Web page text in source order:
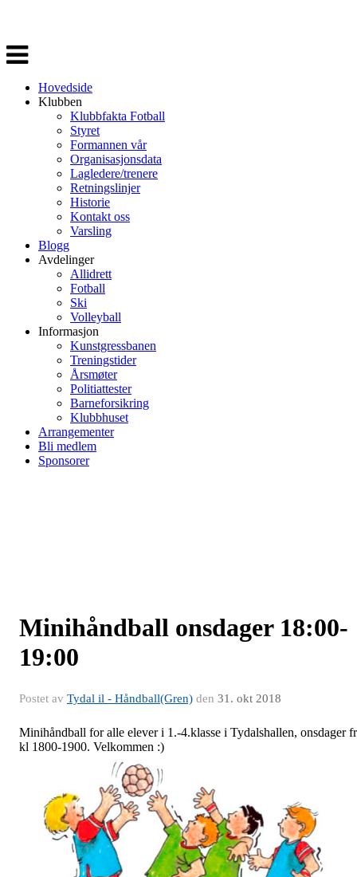
Veksle
navigasjon
Hovedside
Klubben
Klubbfakta Fotball
Styret
Formannen vår
Organisasjonsdata
Lagledere/trenere
Retningslinjer
Historie
Kontakt oss
Varsling
Blogg
Avdelinger
Allidrett
Fotball
Ski
Volleyball
Informasjon
Kunstgressbanen
Treningstider
Årsmøter
Politiattester
Barneforsikring
Klubbhuset
Arrangementer
Bli medlem
Sponsorer
Minihåndball onsdager 18:00-
19:00
Postet av Tydal il - Håndball(Gren) den 31. okt 2018
Minihåndball for alle elever i 1.-4.klasse i Tydalshallen, onsdager
kl 1800-1900. Velkommen :)